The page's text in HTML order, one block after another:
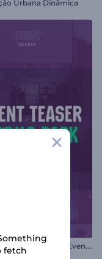
Urbana Dinâmica
T
easer para Divulgação de Eventos
fetch